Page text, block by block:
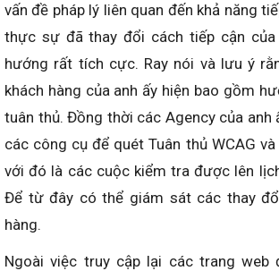
vấn đề pháp lý liên quan đến khả năng
thực sự đã thay đổi cách tiếp cận
hướng rất tích cực. Ray nói và lưu ý
khách hàng của anh ấy hiện bao gồm
tuân thủ. Đồng thời các Agency của anh
các công cụ để quét Tuân thủ WCAG
với đó là các cuộc kiểm tra được lên
Để từ đây có thể giám sát các thay
hàng.
Ngoài việc truy cập lại các trang web